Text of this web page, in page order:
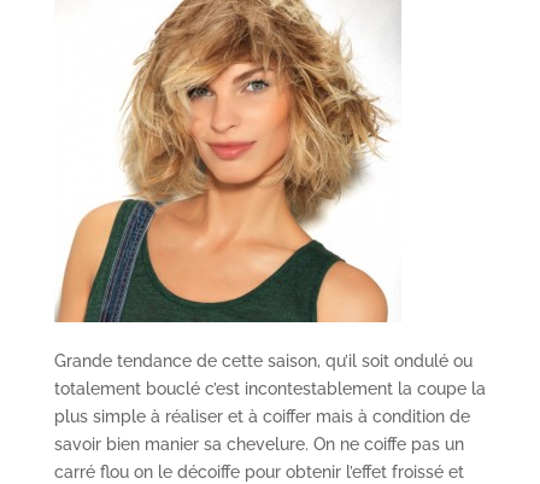
Grande tendance de cette saison, qu’il soit ondulé ou
totalement bouclé c’est incontestablement la coupe la
plus simple à réaliser et à coiffer mais à condition de
savoir bien manier sa chevelure. On ne coiffe pas un
carré flou on le décoiffe pour obtenir l’effet froissé et